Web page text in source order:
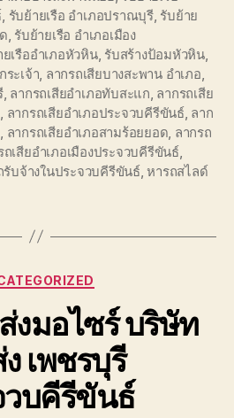
รับย้ายเรือ อำเภอปราณบุรี, รับย้าย
รับย้ายเรือ อำเภอเมือง
ยเรืออำเภอหัวหิน, รับสร้างป้อมหัวหิน,
ระเจ้า ลากรถเสียบางสะพาน อำเภอ
, ลากรถเสียอำเภอทับสะแก ลากรถเสีย
ลากรถเสียอำเภอประจวบคีรีขันธ์, ลาก
ลากรถเสียอำเภอสามร้อยยอด ลากรถ
ถเสียอำเภอเมืองประจวบคีรีขันธ์,
บจ้างในประจวบคีรีขันธ์,หารถสไลด์
Categories
มอไซร์ บริษัท
เพชรบุรี
วบคีรีขันธ์